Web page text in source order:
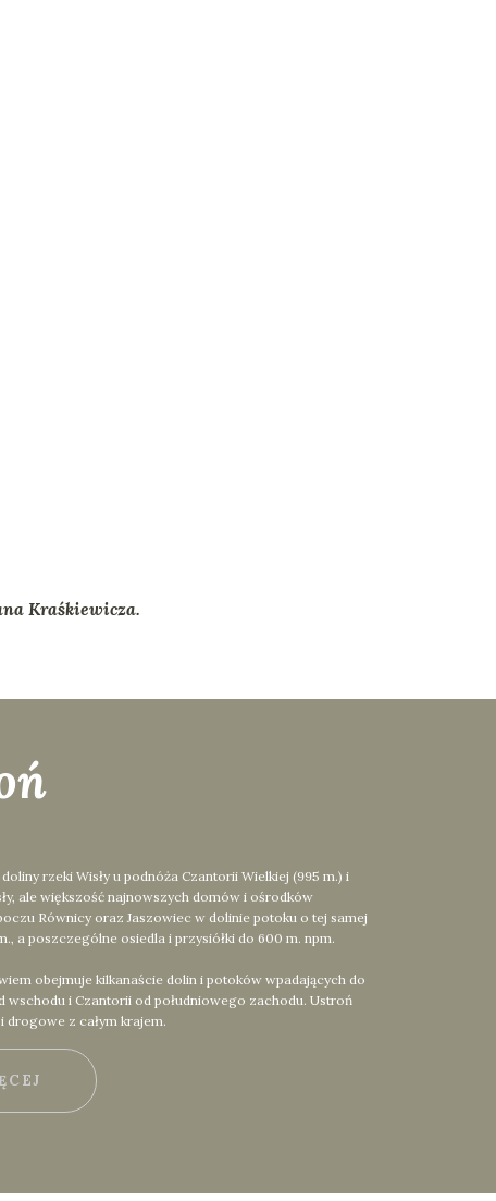
Kraśkiewicza.
rzeki Wisły u podnóża Czantorii Wielkiej (995 m.) i
ale większość najnowszych domów i ośrodków
Równicy oraz Jaszowiec w dolinie potoku o tej samej
a poszczególne osiedla i przysiółki do 600 m. npm.
obejmuje kilkanaście dolin i potoków wpadających do
wschodu i Czantorii od południowego zachodu. Ustroń
drogowe z całym krajem.